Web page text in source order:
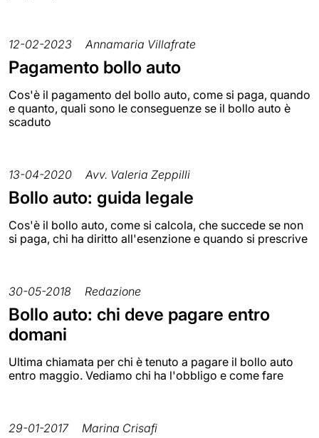
12-02-2023 Annamaria Villafrate
Pagamento bollo auto
Cos'è il pagamento del bollo auto, come si paga, quando
e quanto, quali sono le conseguenze se il bollo auto è
scaduto
13-04-2020 Avv. Valeria Zeppilli
Bollo auto: guida legale
Cos'è il bollo auto, come si calcola, che succede se non
si paga, chi ha diritto all'esenzione e quando si prescrive
30-05-2018 Redazione
Bollo auto: chi deve pagare entro
domani
Ultima chiamata per chi è tenuto a pagare il bollo auto
entro maggio. Vediamo chi ha l'obbligo e come fare
29-01-2017 Marina Crisafi